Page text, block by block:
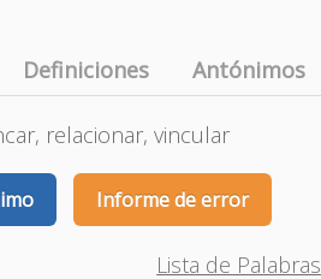
Definiciones Antónimos
relacionar, vincular
Informe de error
Lista de Palabras